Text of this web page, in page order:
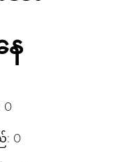
ေ
0
: 0